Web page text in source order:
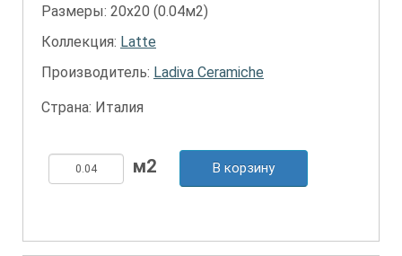
Размеры: 20х20 (0.04м2)
Коллекция: Latte
Производитель: Ladiva Сeramiche
Страна: Италия
В корзину